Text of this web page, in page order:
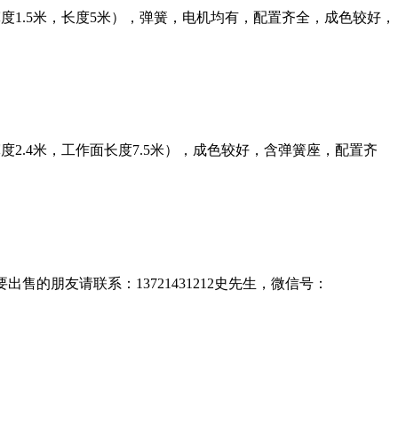
米，长度5米），弹簧，电机均有，配置齐全，成色较好，
2.4米，工作面长度7.5米），成色较好，含弹簧座，配置齐
售的朋友请联系：13721431212史先生，微信号：